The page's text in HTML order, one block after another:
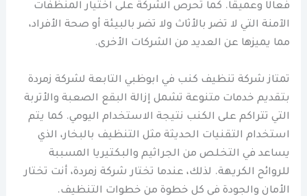
فعالًا وعميقًا. كما تحرص الشركة على اختيار المنظفات
الآمنة التي لا تضر بالأثاث ولا تضر بالبيئة أو صحة الأفراد،
مما يميزها عن العديد من الشركات الأخرى.
تمتاز شركة تنظيف كنب في ابوظبي التابعة لشركة زمردة
بتقديم خدمات متنوعة تشمل إزالة البقع الصعبة والأتربة
التي تتراكم على الكنب نتيجة الاستخدام اليومي. كما يتم
استخدام التقنيات الحديثة مثل التنظيف بالبخار، الذي
يساعد في التخلص من الجراثيم والبكتيريا المسببة
للروائح الكريهة. لذلك، عندما تختار شركة زمردة، أنت تختار
الأمان والجودة في كل خطوة من خطوات التنظيف.